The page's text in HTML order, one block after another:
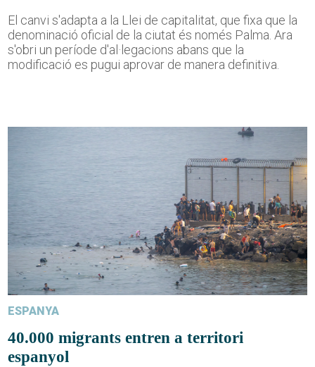
El canvi s'adapta a la Llei de capitalitat, que fixa que la
denominació oficial de la ciutat és només Palma. Ara
s'obri un període d'al·legacions abans que la
modificació es pugui aprovar de manera definitiva.
ESPANYA
40.000 migrants entren a territori
espanyol